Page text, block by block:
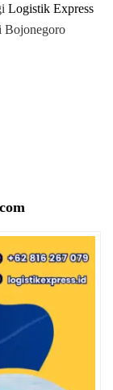
Logistik Express
Bojonegoro